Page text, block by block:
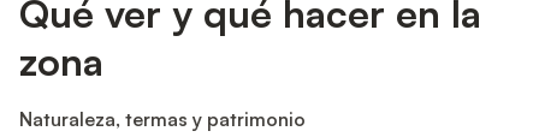
Qué ver y qué hacer en la
zona
Naturaleza, termas y patrimonio